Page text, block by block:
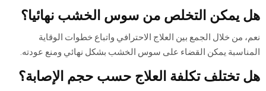
هل يمكن التخلص من سوس الخشب نهائيا؟
نعم، من خلال الجمع بين العلاج الاحترافي واتباع خطوات الوقاية
المناسبة يمكن القضاء على سوس الخشب بشكل نهائي ومنع عودته.
هل تختلف تكلفة العلاج حسب حجم الإصابة؟